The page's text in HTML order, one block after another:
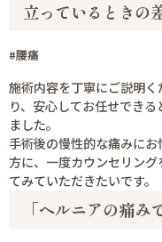
立っているときの
#腰痛
施術内容を丁寧にご説明く
り、安心してお任せできる
ました。
手術後の慢性的な痛みにお
方に、一度カウンセリング
てみていただきたいです。
「ヘルニアの痛